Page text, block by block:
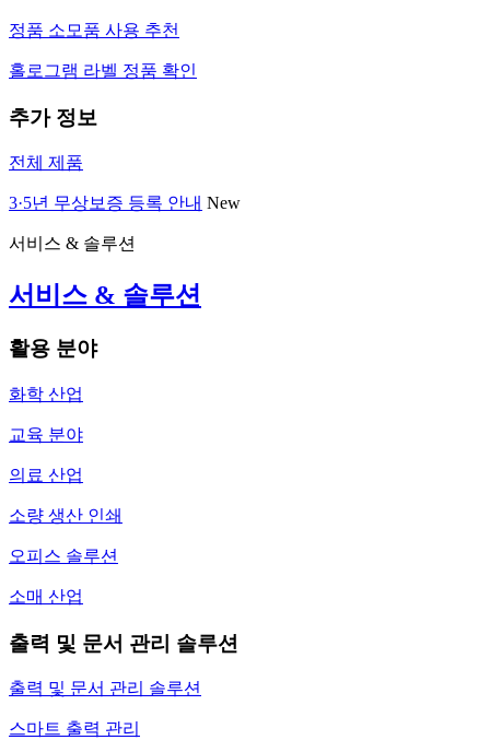
정품 소모품 사용 추천
홀로그램 라벨 정품 확인
추가 정보
전체 제품
3·5년 무상보증 등록 안내 New
서비스 & 솔루션
서비스 & 솔루션
활용 분야
화학 산업
교육 분야
의료 산업
소량 생산 인쇄
오피스 솔루션
소매 산업
출력 및 문서 관리 솔루션
출력 및 문서 관리 솔루션
스마트 출력 관리